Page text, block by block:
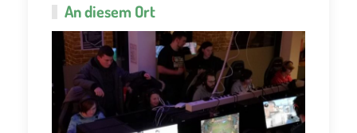
An diesem Ort